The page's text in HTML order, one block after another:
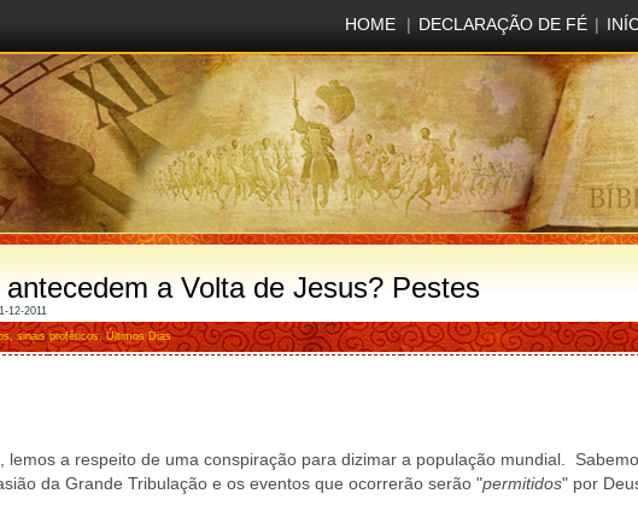
HOME | DECLARAÇÃO DE FÉ |
a Volta de Jesus? Pestes
12-2011
,sinais proféticos,Últimos Dias
lemos a respeito de uma conspiração para dizimar a população mundial.
da Grande Tribulação e os eventos que ocorrerão serão "permitidos" por